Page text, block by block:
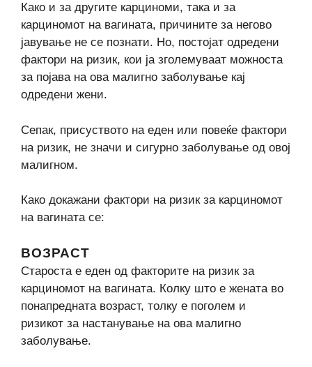
Како и за другите карциноми, така и за
карциномот на вагината, причините за негово
јавување не се познати. Но, постојат одредени
фактори на ризик, кои ја зголемуваат можноста
за појава на ова малигно заболување кај
одредени жени.
Сепак, присуството на еден или повеќе фактори
на ризик, не значи и сигурно заболување од овој
малигном.
Како докажани фактори на ризик за карциномот
на вагината се:
ВОЗРАСТ
Староста е еден од факторите на ризик за
карциномот на вагината. Колку што е жената во
понапредната возраст, толку е поголем и
ризикот за настанување на ова малигно
заболување.